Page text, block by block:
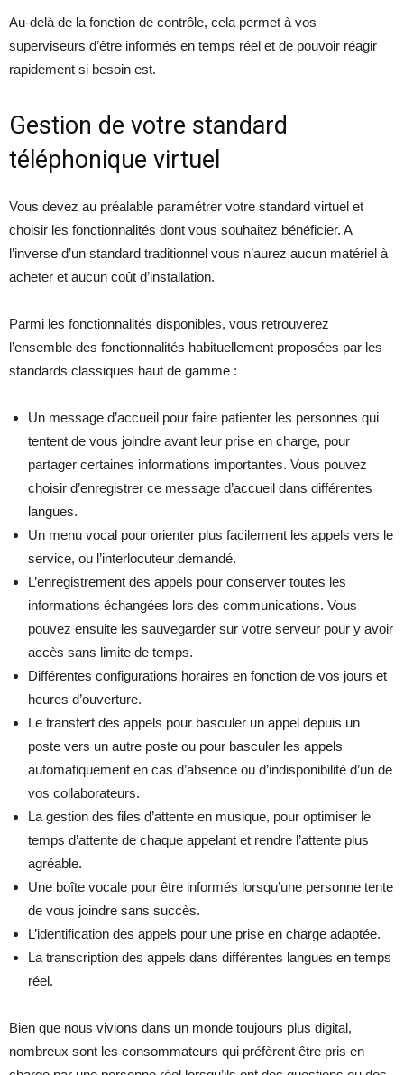
Au-delà de la fonction de contrôle, cela permet à vos
superviseurs d’être informés en temps réel et de pouvoir réagir
rapidement si besoin est.
Gestion de votre standard
téléphonique virtuel
Vous devez au préalable paramétrer votre standard virtuel et
choisir les fonctionnalités dont vous souhaitez bénéficier. A
l’inverse d’un standard traditionnel vous n’aurez aucun matériel à
acheter et aucun coût d’installation.
Parmi les fonctionnalités disponibles, vous retrouverez
l’ensemble des fonctionnalités habituellement proposées par les
standards classiques haut de gamme :
Un message d’accueil pour faire patienter les personnes qui
tentent de vous joindre avant leur prise en charge, pour
partager certaines informations importantes. Vous pouvez
choisir d’enregistrer ce message d’accueil dans différentes
langues.
Un menu vocal pour orienter plus facilement les appels vers le
service, ou l’interlocuteur demandé.
L’enregistrement des appels pour conserver toutes les
informations échangées lors des communications. Vous
pouvez ensuite les sauvegarder sur votre serveur pour y avoir
accès sans limite de temps.
Différentes configurations horaires en fonction de vos jours et
heures d’ouverture.
Le transfert des appels pour basculer un appel depuis un
poste vers un autre poste ou pour basculer les appels
automatiquement en cas d’absence ou d’indisponibilité d’un de
vos collaborateurs.
La gestion des files d’attente en musique, pour optimiser le
temps d’attente de chaque appelant et rendre l’attente plus
agréable.
Une boîte vocale pour être informés lorsqu’une personne tente
de vous joindre sans succès.
L’identification des appels pour une prise en charge adaptée.
La transcription des appels dans différentes langues en temps
réel.
Bien que nous vivions dans un monde toujours plus digital,
nombreux sont les consommateurs qui préfèrent être pris en